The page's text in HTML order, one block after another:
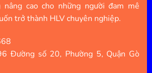
cao cho những người đam mê
trở thành HLV chuyên nghiệp.
Đường số 20, Phường 5, Quận Gò